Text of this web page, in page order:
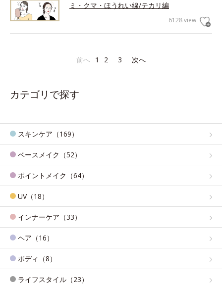
ミ・クマ・ほうれい線/テカリ編
6128 view
前へ 1 2 3 次へ
カテゴリで探す
スキンケア（169）
ベースメイク（52）
ポイントメイク（64）
UV（18）
インナーケア（33）
ヘア（16）
ボディ（8）
ライフスタイル（23）